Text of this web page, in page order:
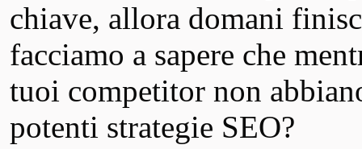
chiave, allora domani
facciamo a sapere che
tuoi competitor non
potenti strategie SEO?